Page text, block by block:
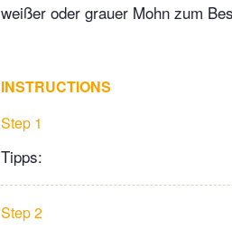
weißer oder grauer Mohn zum
INSTRUCTIONS
Step 1
Tipps:
Step 2